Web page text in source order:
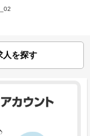
人を探す